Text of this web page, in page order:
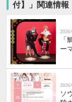
付】」関連情報
2026/
「
ー
2026/
ソ